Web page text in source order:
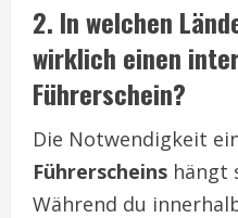
2. In welchen
wirklich einen
Führerschein?
Die Notwendigkeit
Führerscheins hängt
Während du